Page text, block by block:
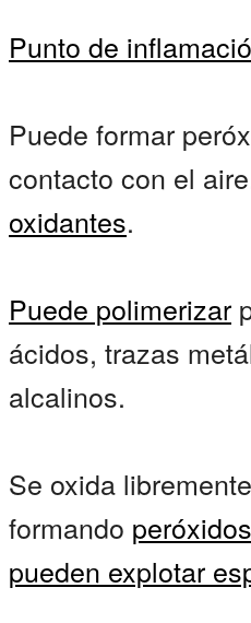
Punto de
Puede formar
contacto con el
oxidantes.
Puede polimerizar
ácidos, trazas
alcalinos.
Se oxida
formando
pueden explotar